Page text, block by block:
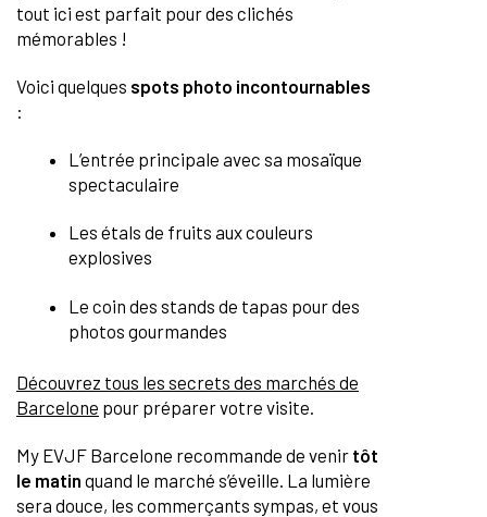
tout ici est parfait pour des clichés
mémorables !
Voici quelques spots photo incontournables
:
L’entrée principale avec sa mosaïque
spectaculaire
Les étals de fruits aux couleurs
explosives
Le coin des stands de tapas pour des
photos gourmandes
Découvrez tous les secrets des marchés de
Barcelone pour préparer votre visite.
My EVJF Barcelone recommande de venir tôt
le matin quand le marché s’éveille. La lumière
sera douce, les commerçants sympas, et vous